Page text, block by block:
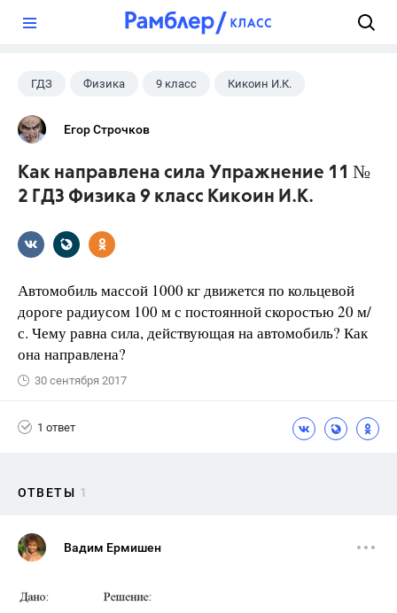
ГДЗ Физика 9 класс Кикоин И.К.
Егор Строчков
Как направлена сила Упражнение 11 №
2 ГДЗ Физика 9 класс Кикоин И.К.
Автомобиль массой 1000 кг движется по кольцевой
дороге радиусом 100 м с постоянной скоростью 20 м/
с. Чему равна сила, действующая на автомобиль? Как
она направлена?
30 сентября 2017
1 ответ
ОТВЕТЫ 1
Вадим Ермишен